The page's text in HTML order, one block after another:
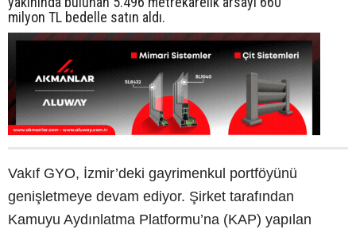
milyon TL bedelle satın aldı.
Vakıf GYO, İzmir’deki gayrimenkul portföyünü
genişletmeye devam ediyor. Şirket tarafından
Kamuyu Aydınlatma Platformu’na (KAP) yapılan